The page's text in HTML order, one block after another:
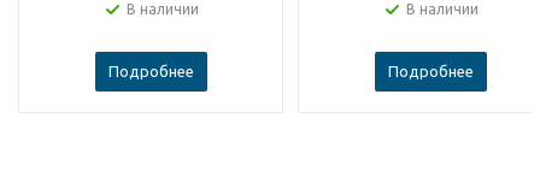
В наличии
Подробнее
В наличии
Подробнее